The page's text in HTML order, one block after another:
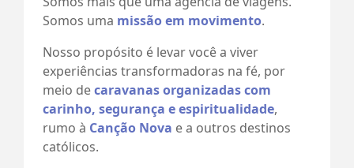
Somos uma missão em movimento.
Nosso propósito é levar você a viver
experiências transformadoras na fé, por
meio decaravanas organizadas com
carinho, segurança e espiritualidade,
rumo à Canção Nova e a outros destinos
católicos.